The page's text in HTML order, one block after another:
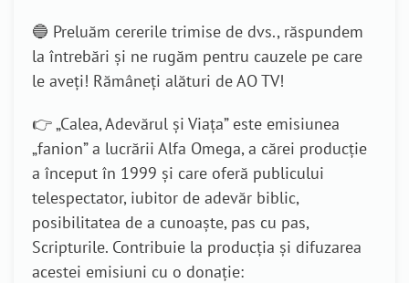
🔵 Preluăm cererile trimise de dvs., răspundem
la întrebări și ne rugăm pentru cauzele pe care
le aveți! Rămâneți alături de AO TV!
👉 „Calea, Adevărul şi Viaţa” este emisiunea
„fanion” a lucrării Alfa Omega, a cărei producție
a început în 1999 și care oferă publicului
telespectator, iubitor de adevăr biblic,
posibilitatea de a cunoaşte, pas cu pas,
Scripturile. Contribuie la producția și difuzarea
acestei emisiuni cu o donație: